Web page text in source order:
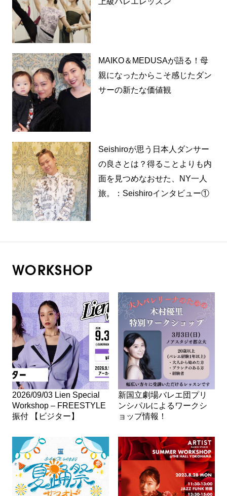
MAIKO＆MEDUSAが語る！母
親になったからこそ感じたダン
サーの新たな価値観
Seishiroが思う日本人ダンサー
の良さとは？得ることよりも内
面を見つめなおせた、NY一人
旅。：Seishiroインタビュー①
WORKSHOP
2026/09/03 Lien Special
Workshop – FREESTYLE
振付 【ビジター】
新国立劇場バレエ団プリ
ンシパルによるワークシ
ョップ情報！